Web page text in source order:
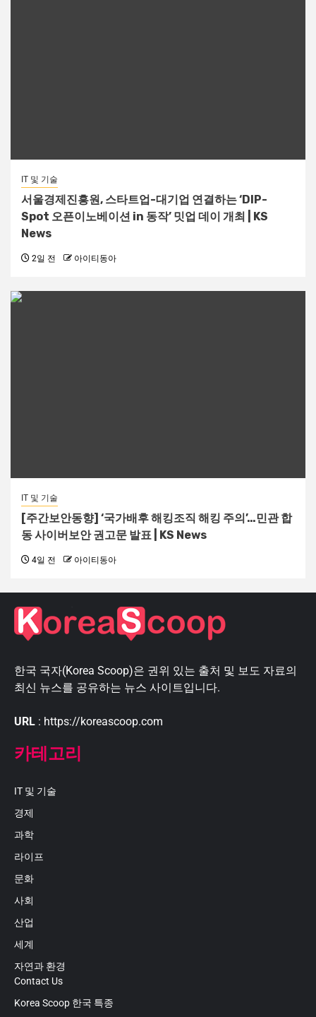
IT 및 기술
서울경제진흥원, 스타트업-대기업 연결하는 ‘DIP-
Spot 오픈이노베이션 in 동작’ 밋업 데이 개최 | KS
News
2일 전 아이티동아
IT 및 기술
[주간보안동향] ‘국가배후 해킹조직 해킹 주의’…민관 합
동 사이버보안 권고문 발표 | KS News
4일 전 아이티동아
한국 국자(Korea Scoop)은 권위 있는 출처 및 보도 자료의
최신 뉴스를 공유하는 뉴스 사이트입니다.
URL : https://koreascoop.com
카테고리
IT 및 기술
경제
과학
라이프
문화
사회
산업
세계
자연과 환경
Contact Us
Korea Scoop 한국 특종